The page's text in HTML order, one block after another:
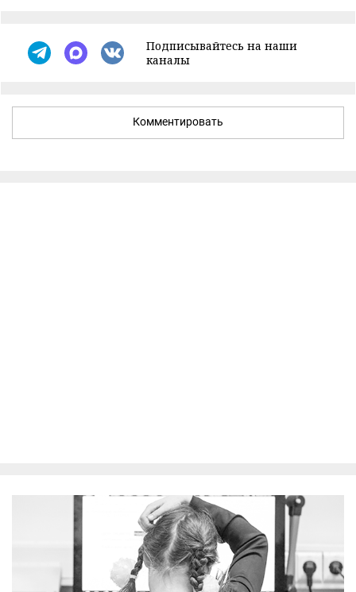
Подписывайтесь на наши
каналы
Комментировать